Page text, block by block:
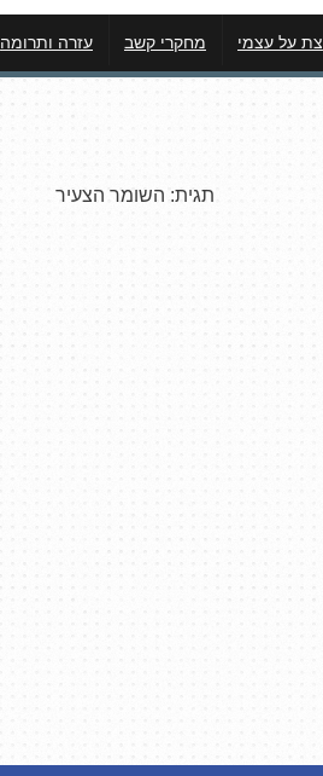
על עצמי מחקרי קשב עזרה ותרומה
תגית: השומר הצעיר